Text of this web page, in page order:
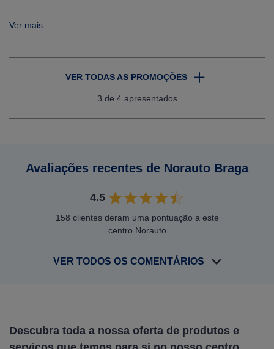
Ver mais
VER TODAS AS PROMOÇÕES
3 de 4 apresentados
Avaliações recentes de Norauto Braga
4.5
158 clientes deram uma pontuação a este
centro Norauto
VER TODOS OS COMENTÁRIOS
Descubra toda a nossa oferta de produtos e